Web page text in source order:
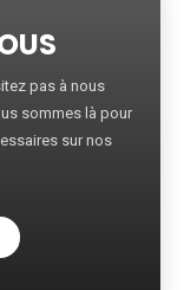
pas à nous
sommes là pour
sur nos